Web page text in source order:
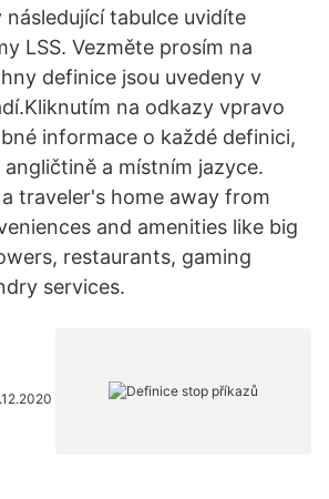
následující tabulce uvidíte
LSS. Vezměte prosím na
definice jsou uvedeny v
na odkazy vpravo
informace o každé definici,
a místním jazyce.
traveler's home away from
and amenities like big
restaurants, gaming
services.